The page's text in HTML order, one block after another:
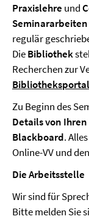
Praxislehre und
Seminararbeiten
regulär
DieBibliothek
Recherchen zur
Zu Beginn des
Details von
Blackboard.
Online-VV und
Die Arbeitsstelle
Wir sind für
Bitte melden Sie